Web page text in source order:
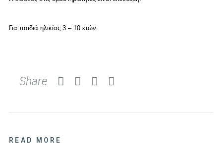
Για παιδιά ηλικίας 3 – 10 ετών.
Share
READ MORE